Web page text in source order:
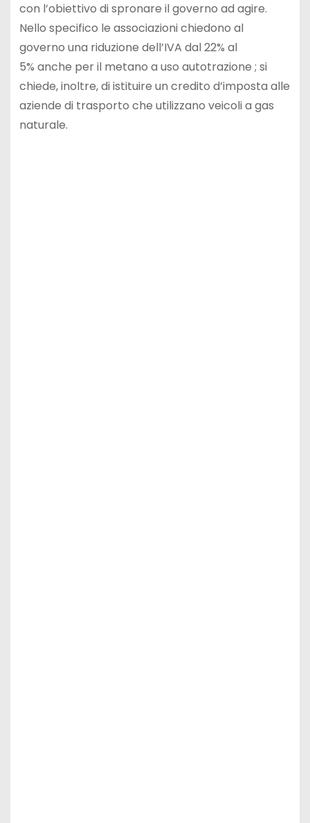
con l’obiettivo di spronare il governo ad agire.
Nello specifico le associazioni chiedono al
governo una riduzione dell’IVA dal 22% al
5% anche per il metano a uso autotrazione ; si
chiede, inoltre, di istituire un credito d’imposta alle
aziende di trasporto che utilizzano veicoli a gas
naturale.